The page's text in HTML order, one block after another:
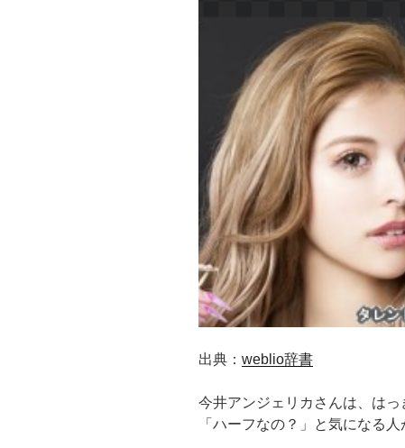
出典： weblio辞書
今井アンジェリカさんは、は
「ハーフなの？」と気になる